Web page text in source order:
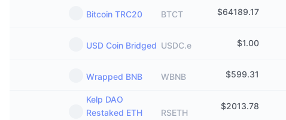
Bitcoin TRC20 BTCT $64189.17
USD Coin Bridged USDC.e $1.00
Wrapped BNB WBNB $599.31
Kelp DAO
Restaked ETH
RSETH
$2013.78